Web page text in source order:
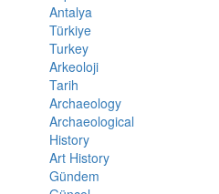
Antalya
Türkiye
Turkey
Arkeoloji
Tarih
Archaeology
Archaeological
History
Art History
Gündem